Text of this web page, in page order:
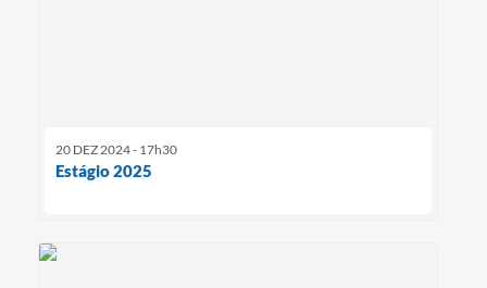
20 DEZ 2024 - 17h30
Estágio 2025